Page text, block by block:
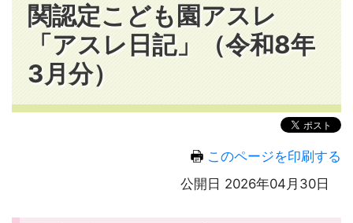
関認定こども園アスレ
「アスレ日記」（令和8年
3月分）
このページを印刷する
公開日 2026年04月30日